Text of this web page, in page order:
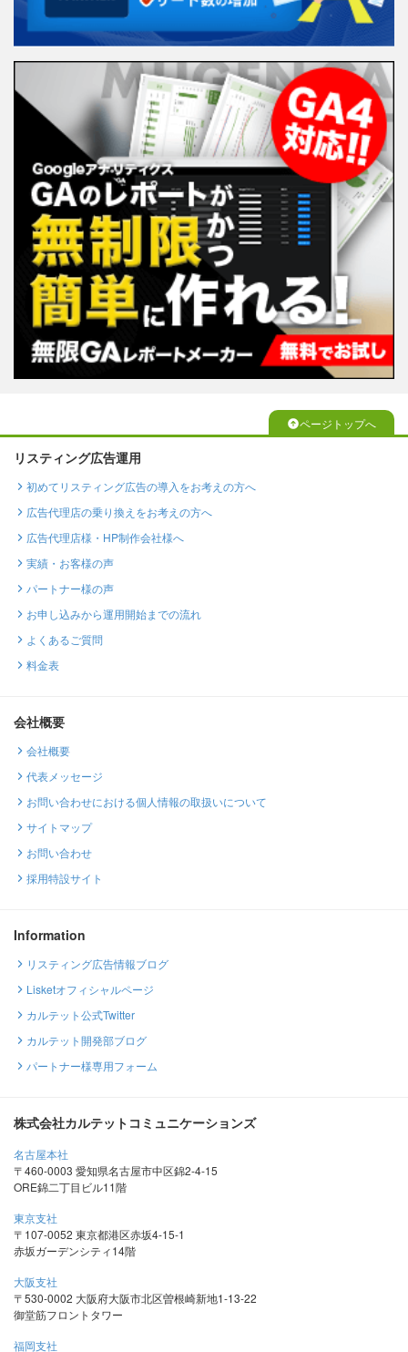
ページトップへ
リスティング広告運用
初めてリスティング広告の導入をお考えの方へ
広告代理店の乗り換えをお考えの方へ
広告代理店様・HP制作会社様へ
実績・お客様の声
パートナー様の声
お申し込みから運用開始までの流れ
よくあるご質問
料金表
会社概要
会社概要
代表メッセージ
お問い合わせにおける個人情報の取扱いについて
サイトマップ
お問い合わせ
採用特設サイト
Information
リスティング広告情報ブログ
Lisketオフィシャルページ
カルテット公式Twitter
カルテット開発部ブログ
パートナー様専用フォーム
株式会社カルテットコミュニケーションズ
名古屋本社
〒460-0003 愛知県名古屋市中区錦2-4-15
ORE錦二丁目ビル11階
東京支社
〒107-0052 東京都港区赤坂4-15-1
赤坂ガーデンシティ14階
大阪支社
〒530-0002 大阪府大阪市北区曽根崎新地1-13-22
御堂筋フロントタワー
福岡支社